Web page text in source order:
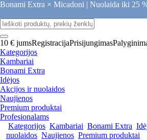
Bonami Extra × Micadoni | Nuolaida iki 25
10 € jumsRegistracijaPrisijungimas
Kategorijos
Kambariai
Bonami Extra
Idėjos
Akcijos ir nuolaidos
Naujienos
Premium produktai
Profesionalams
Kategorijos Kambariai Bonami Extra
nuolaidos Naujienos Premium produktai